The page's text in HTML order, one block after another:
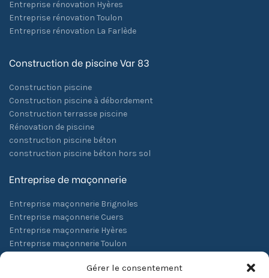
Gérer le consentement
Entreprise rénovation Hyères
Entreprise rénovation Toulon
Entreprise rénovation La Farlède
Construction de piscine Var 83
Construction piscine
Construction piscine à débordement
Construction terrasse piscine
Rénovation de piscine
construction piscine béton
construction piscine béton hors sol
Entreprise de maçonnerie
Entreprise maçonnerie Brignoles
Entreprise maçonnerie Cuers
Entreprise maçonnerie Hyères
Entreprise maçonnerie Toulon